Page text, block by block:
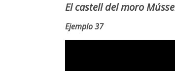
El castell del moro
Ejemplo 37